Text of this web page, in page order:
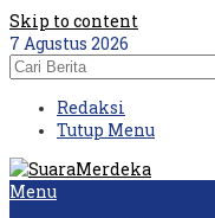
Skip to content
7 Agustus 2026
Redaksi
Tutup Menu
Menu